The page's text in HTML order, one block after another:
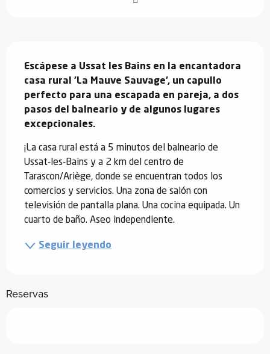
Escápese a Ussat les Bains en la encantadora
casa rural 'La Mauve Sauvage', un capullo
perfecto para una escapada en pareja, a dos
pasos del balneario y de algunos lugares
excepcionales.
¡La casa rural está a 5 minutos del balneario de
Ussat-les-Bains y a 2 km del centro de
Tarascon/Ariège, donde se encuentran todos los
comercios y servicios. Una zona de salón con
televisión de pantalla plana. Una cocina equipada. Un
cuarto de baño. Aseo independiente.
Seguir leyendo
Reservas